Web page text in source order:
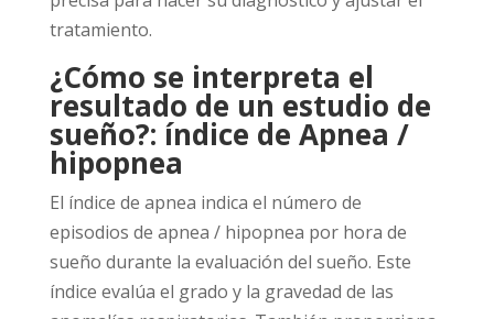
tratamiento.
¿Cómo se interpreta el
resultado de un estudio de
sueño?: índice de Apnea /
hipopnea
El índice de apnea indica el número de
episodios de apnea / hipopnea por hora de
sueño durante la evaluación del sueño. Este
índice evalúa el grado y la gravedad de las